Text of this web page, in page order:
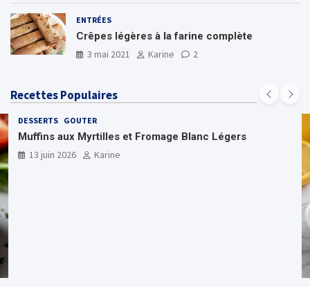
ENTRÉES
Crêpes légères à la farine complète
3 mai 2021
Karine 2
Recettes Populaires
DESSERTS GOUTER
Muffins aux Myrtilles et Fromage Blanc Légers
13 juin 2026
Karine